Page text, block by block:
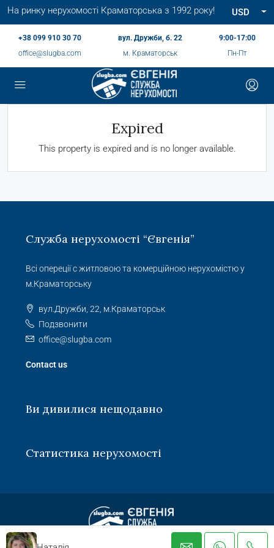
На ринку нерухомості Краматорська з 1992 року! USD
+38 099 910 30 70
office@slugba.com
вул. Дружби, б. 22
м. Краматорськ
9:00-17:00
Пн-Пт
Expired
This property is expired and is no longer available.
Служба нерухомості “Євгенія”
Всі опереції с житловою та комерційною нерухомістю у
м.Краматорську
вул.Дружби, 22, м.Краматорськ
Подзвонити
office@slugba.com
Contact us
Ви дивилися нещодавно
Статистика нерухомості